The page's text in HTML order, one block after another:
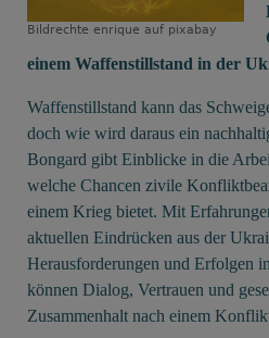
Bildrechte enrique auf pixabay
einem Waffenstillstand in der
Waffenstillstand kann das
doch wie wird daraus ein
Bongard gibt Einblicke in die
welche Chancen zivile
einem Krieg bietet. Mit
aktuellen Eindrücken aus der
Herausforderungen und Erfolgen
können Dialog, Vertrauen und
Zusammenhalt nach einem